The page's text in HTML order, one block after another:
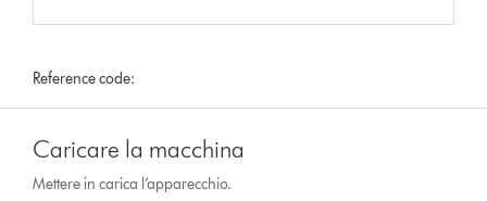
Reference code:
Caricare la macchina
Mettere in carica l’apparecchio.